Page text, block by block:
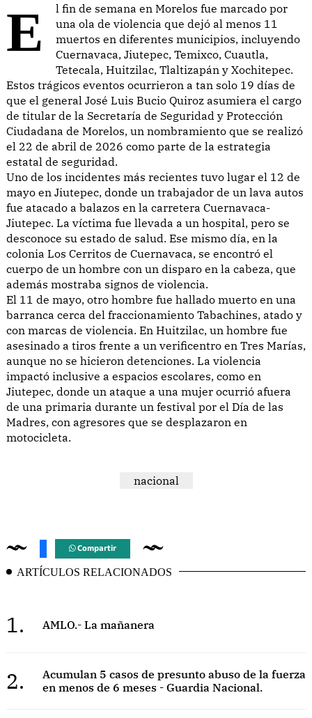
El fin de semana en Morelos fue marcado por
una ola de violencia que dejó al menos 11
muertos en diferentes municipios, incluyendo
Cuernavaca, Jiutepec, Temixco, Cuautla,
Tetecala, Huitzilac, Tlaltizapán y Xochitepec.
Estos trágicos eventos ocurrieron a tan solo 19 días de
que el general José Luis Bucio Quiroz asumiera el cargo
de titular de la Secretaría de Seguridad y Protección
Ciudadana de Morelos, un nombramiento que se realizó
el 22 de abril de 2026 como parte de la estrategia
estatal de seguridad.
Uno de los incidentes más recientes tuvo lugar el 12 de
mayo en Jiutepec, donde un trabajador de un lava autos
fue atacado a balazos en la carretera Cuernavaca-
Jiutepec. La víctima fue llevada a un hospital, pero se
desconoce su estado de salud. Ese mismo día, en la
colonia Los Cerritos de Cuernavaca, se encontró el
cuerpo de un hombre con un disparo en la cabeza, que
además mostraba signos de violencia.
El 11 de mayo, otro hombre fue hallado muerto en una
barranca cerca del fraccionamiento Tabachines, atado y
con marcas de violencia. En Huitzilac, un hombre fue
asesinado a tiros frente a un verificentro en Tres Marías,
aunque no se hicieron detenciones. La violencia
impactó inclusive a espacios escolares, como en
Jiutepec, donde un ataque a una mujer ocurrió afuera
de una primaria durante un festival por el Día de las
Madres, con agresores que se desplazaron en
motocicleta.
nacional
Compartir
ARTÍCULOS RELACIONADOS
1. AMLO.- La mañanera
2.
Acumulan 5 casos de presunto abuso de la fuerza
en menos de 6 meses - Guardia Nacional.